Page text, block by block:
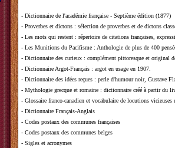
- Dictionnaire de l'académie française - Septième édition (1877)
- Proverbes et dictons : sélection de proverbes et de dictons
- Les mots qui restent : répertoire de citations françaises,
- Les Munitions du Pacifisme : Anthologie de plus de 400
- Dictionnaire des curieux : complément pittoresque et original
- Dictionnaire Argot-Français : argot en usage en 1907.
- Dictionnaire des idées reçues : perle d'humour noir, Gustave
- Mythologie grecque et romaine : dictionnaire créé à partir du
- Glossaire franco-canadien et vocabulaire de locutions vicieuses
- Dictionnaire Français-Anglais
- Codes postaux des communes françaises
- Codes postaux des communes belges
- Sigles et acronymes